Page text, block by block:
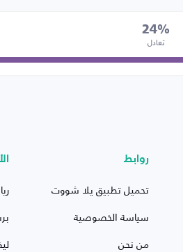
24%
تعادل
روابط
تحميل تطبيق يلا شووت
سياسة الخصوصية
من نحن